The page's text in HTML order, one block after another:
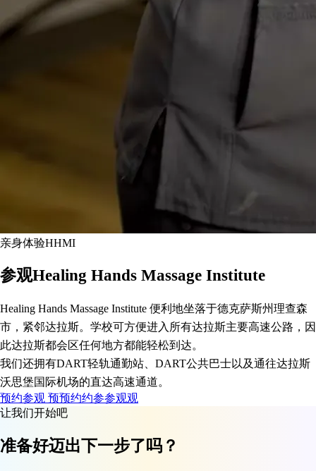
亲身体验HHMI
参观Healing Hands Massage Institute
Healing Hands Massage Institute 便利地坐落于德克萨斯州理查森
市，紧邻达拉斯。学校可方便进入所有达拉斯主要高速公路，因
此达拉斯都会区任何地方都能轻松到达。
我们还拥有DART轻轨通勤站、DART公共巴士以及通往达拉斯
沃思堡国际机场的直达高速通道。
预约参观 预预约约参参观观
让我们开始吧
准备好迈出下一步了吗？